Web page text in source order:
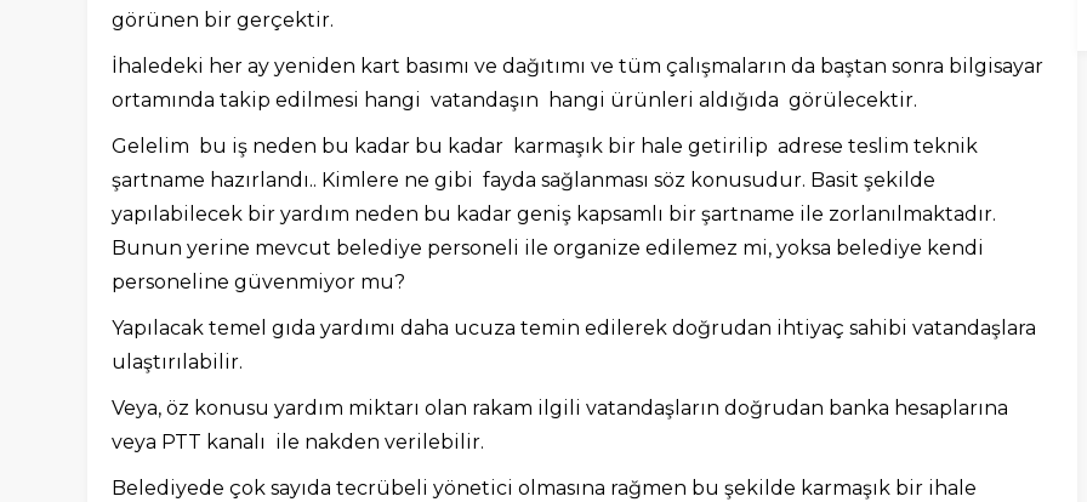
görünen bir gerçektir.
İhaledeki her ay yeniden kart basımı ve dağıtımı ve tüm çalışmaların da baştan sonra bilgisayar
ortamında takip edilmesi hangi vatandaşın hangi ürünleri aldığıda görülecektir.
Gelelim bu iş neden bu kadar bu kadar karmaşık bir hale getirilip adrese teslim teknik
şartname hazırlandı.. Kimlere ne gibi fayda sağlanması söz konusudur. Basit şekilde
yapılabilecek bir yardım neden bu kadar geniş kapsamlı bir şartname ile zorlanılmaktadır.
Bunun yerine mevcut belediye personeli ile organize edilemez mi, yoksa belediye kendi
personeline güvenmiyor mu?
Yapılacak temel gıda yardımı daha ucuza temin edilerek doğrudan ihtiyaç sahibi vatandaşlara
ulaştırılabilir.
Veya, öz konusu yardım miktarı olan rakam ilgili vatandaşların doğrudan banka hesaplarına
veya PTT kanalı ile nakden verilebilir.
Belediyede çok sayıda tecrübeli yönetici olmasına rağmen bu şekilde karmaşık bir ihale